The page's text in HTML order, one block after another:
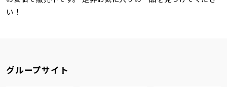
い！
グループサイト